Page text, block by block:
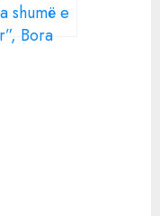
shumë e
Bora